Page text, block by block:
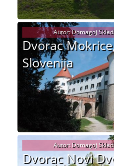
Dvorac
Slovenija
Autor: Domagoj
Dvorac Novi
Autor: Domagoj